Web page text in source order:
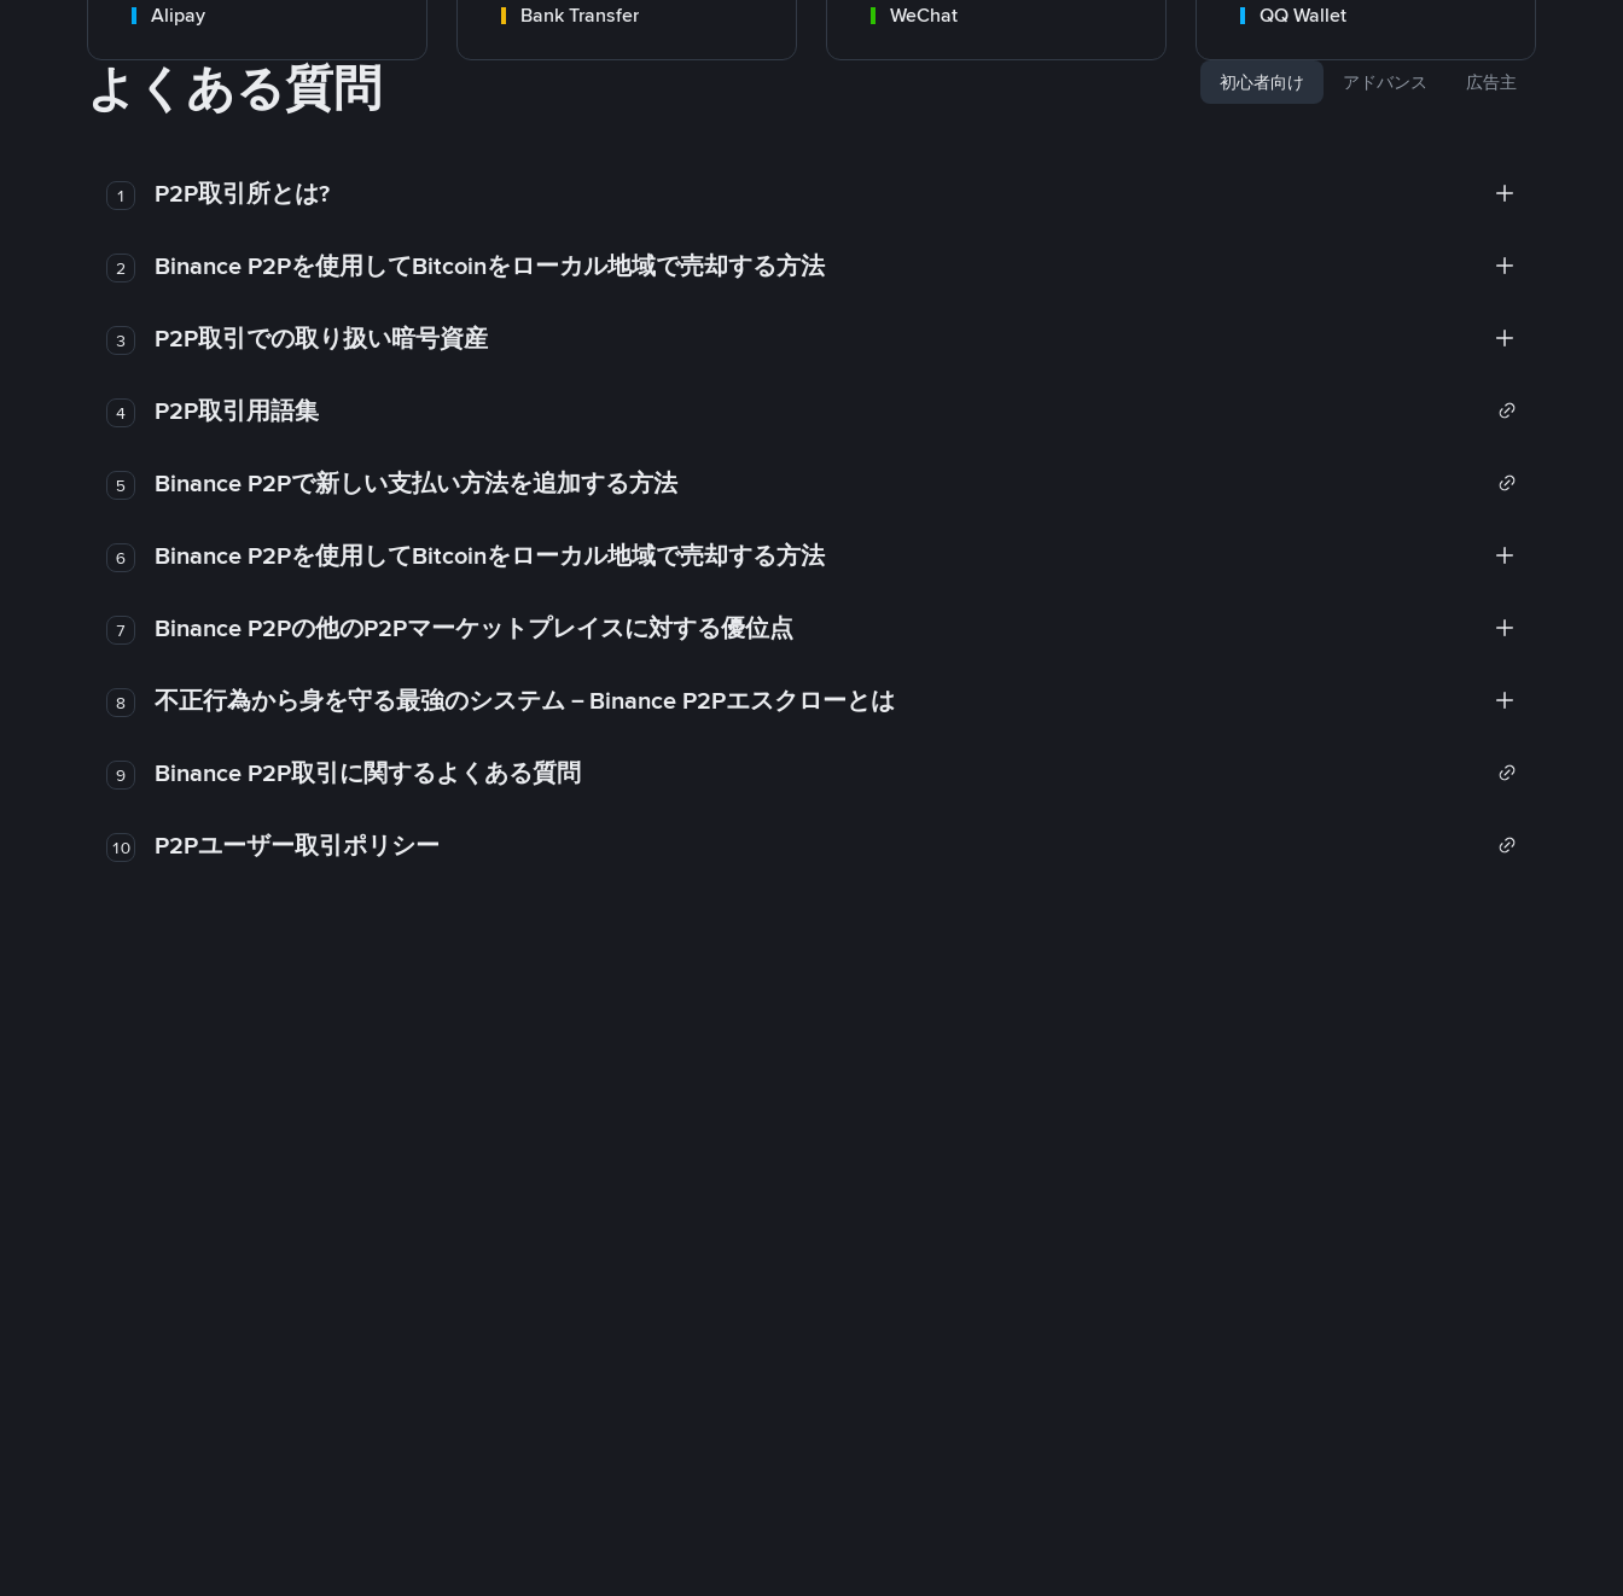
Alipay Bank Transfer WeChat QQ Wallet
よくある質問 初心者向け アドバンス 広告主
1 P2P取引所とは?
2 Binance P2Pを使用してBitcoinをローカル地域で売却する方法
3 P2P取引での取り扱い暗号資産
4 P2P取引用語集
5 Binance P2Pで新しい支払い方法を追加する方法
6 Binance P2Pを使用してBitcoinをローカル地域で売却する方法
7 Binance P2Pの他のP2Pマーケットプレイスに対する優位点
8 不正行為から身を守る最強のシステム－Binance P2Pエスクローとは
9 Binance P2P取引に関するよくある質問
10 P2Pユーザー取引ポリシー